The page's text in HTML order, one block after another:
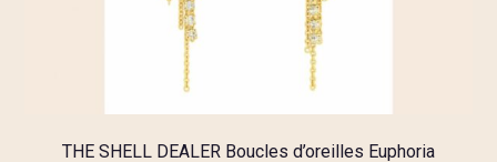
THE SHELL DEALER Boucles d’oreilles Euphoria